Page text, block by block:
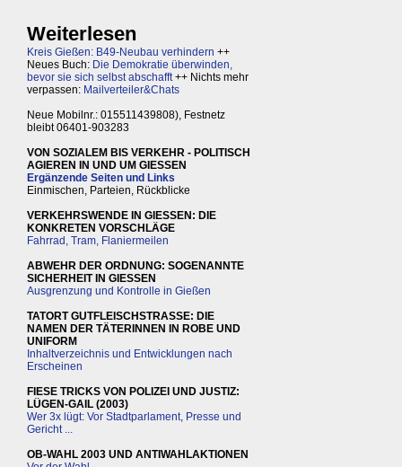
Weiterlesen
Kreis Gießen: B49-Neubau verhindern ++
Neues Buch: Die Demokratie überwinden,
bevor sie sich selbst abschafft++ Nichts mehr
verpassen: Mailverteiler&Chats
Neue Mobilnr.: 015511439808), Festnetz
bleibt 06401-903283
VON SOZIALEM BIS VERKEHR - POLITISCH
AGIEREN IN UND UM GIESSEN
Ergänzende Seiten und Links
Einmischen, Parteien, Rückblicke
VERKEHRSWENDE IN GIESSEN: DIE
KONKRETEN VORSCHLÄGE
Fahrrad, Tram, Flaniermeilen
ABWEHR DER ORDNUNG: SOGENANNTE
SICHERHEIT IN GIESSEN
Ausgrenzung und Kontrolle in Gießen
TATORT GUTFLEISCHSTRASSE: DIE
NAMEN DER TÄTERINNEN IN ROBE UND
UNIFORM
Inhaltverzeichnis und Entwicklungen nach
Erscheinen
FIESE TRICKS VON POLIZEI UND JUSTIZ:
LÜGEN-GAIL (2003)
Wer 3x lügt: Vor Stadtparlament, Presse und
Gericht ...
OB-WAHL 2003 UND ANTIWAHLAKTIONEN